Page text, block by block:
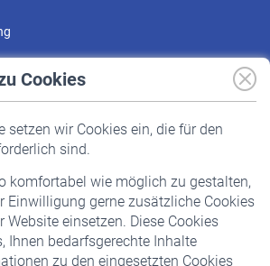
Cookies
setzen wir Cookies ein, die für den
sind.
komfortabel wie möglich zu gestalten,
Einwilligung gerne zusätzliche Cookies
Website einsetzen. Diese Cookies
Ihnen bedarfsgerechte Inhalte
zu den eingesetzten Cookies